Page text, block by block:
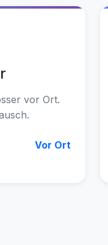
vor Ort.
Vor Ort